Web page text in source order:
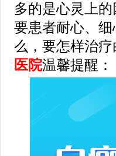
多的是心灵上
要患者耐心、
么，要怎样治
医院温馨提醒：